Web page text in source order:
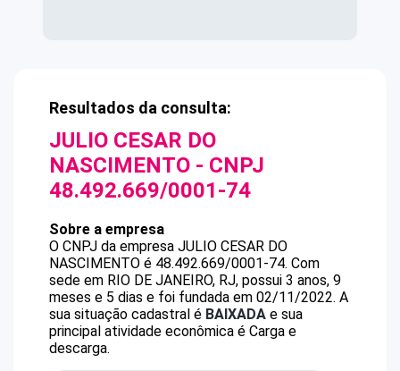
Resultados da consulta:
JULIO CESAR DO
NASCIMENTO - CNPJ
48.492.669/0001-74
Sobre a empresa
O CNPJ da empresa JULIO CESAR DO
NASCIMENTO é 48.492.669/0001-74. Com
sede em RIO DE JANEIRO, RJ, possui 3 anos, 9
meses e 5 dias e foi fundada em 02/11/2022. A
sua situação cadastral é BAIXADA e sua
principal atividade econômica é Carga e
descarga.